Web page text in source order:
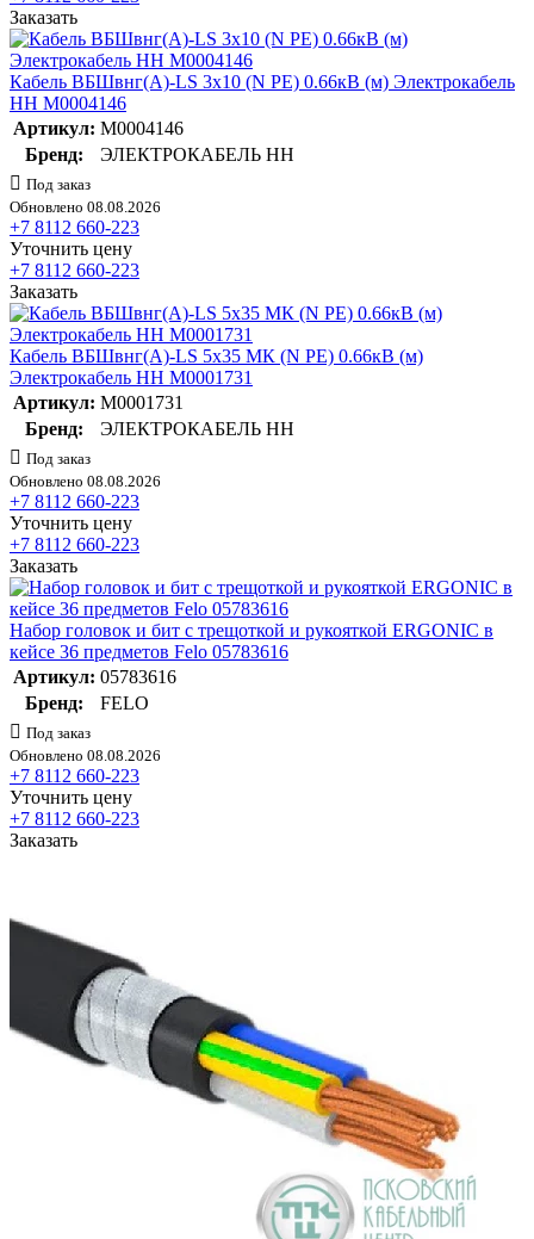
Заказать
Кабель ВБШвнг(А)-LS 3х10 (N PE) 0.66кВ (м) Электрокабель
НН M0004146
Артикул: M0004146
Бренд:
ЭЛЕКТРОКАБЕЛЬ НН
Под заказ
Обновлено 08.08.2026
+7 8112 660-223
Уточнить цену
+7 8112 660-223
Заказать
Кабель ВБШвнг(А)-LS 5х35 МК (N PE) 0.66кВ (м)
Электрокабель НН M0001731
Артикул: M0001731
Бренд:
ЭЛЕКТРОКАБЕЛЬ НН
Под заказ
Обновлено 08.08.2026
+7 8112 660-223
Уточнить цену
+7 8112 660-223
Заказать
Набор головок и бит с трещоткой и рукояткой ERGONIC в
кейсе 36 предметов Felo 05783616
Артикул: 05783616
Бренд:
FELO
Под заказ
Обновлено 08.08.2026
+7 8112 660-223
Уточнить цену
+7 8112 660-223
Заказать